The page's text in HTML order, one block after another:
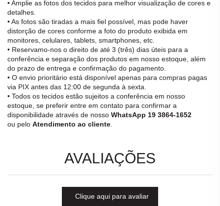
• Amplie as fotos dos tecidos para melhor visualização de cores e
detalhes.
• As fotos são tiradas a mais fiel possível, mas pode haver
distorção de cores conforme a foto do produto exibida em
monitores, celulares, tablets, smartphones, etc.
• Reservamo-nos o direito de até 3 (três) dias úteis para a
conferência e separação dos produtos em nosso estoque, além
do prazo de entrega e confirmação do pagamento.
• O envio prioritário está disponível apenas para compras pagas
via PIX antes das 12:00 de segunda à sexta.
• Todos os tecidos estão sujeitos a conferência em nosso
estoque, se preferir entre em contato para confirmar a
disponibilidade através de nosso WhatsApp 19 3864-1652
ou pelo Atendimento ao cliente
AVALIAÇÕES
Clique aqui para avaliar